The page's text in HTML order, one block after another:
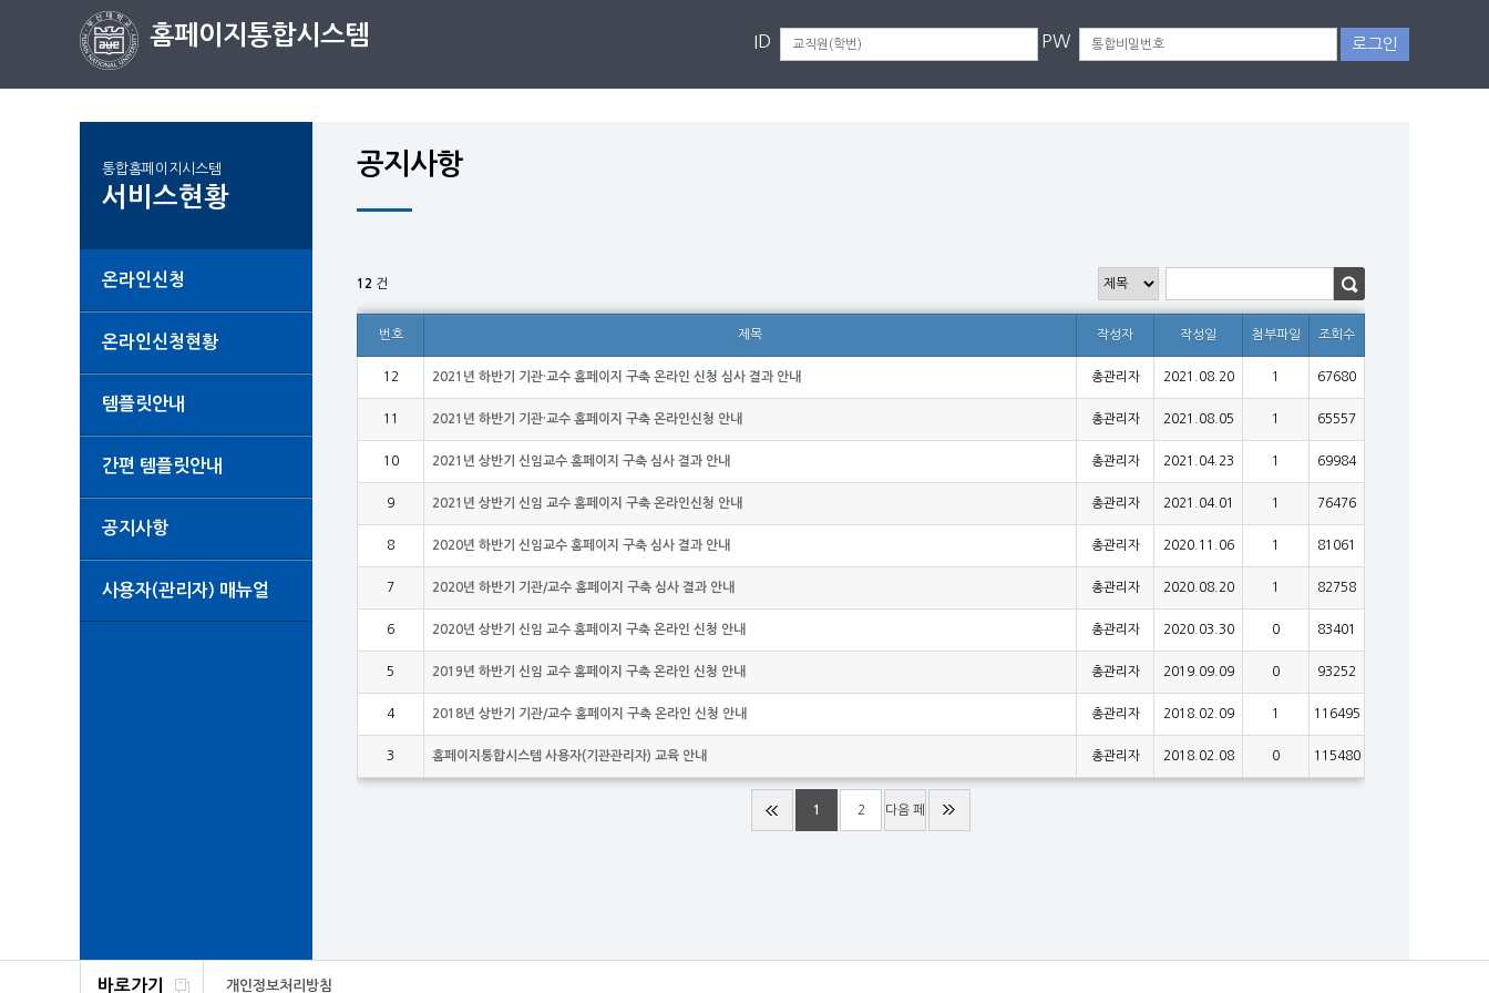
ID PW
홈페이지통합시스템
통합홈페이지시스템
서비스현황
온라인신청
온라인신청현황
템플릿안내
간편 템플릿안내
공지사항
사용자(관리자) 매뉴얼
공지사항
12 건
번호 제목 작성자 작성일 첨부파일 조회수
12 2021년 하반기 기관·교수 홈페이지 구축 온라인 신청 심사 결과 안내 총관리자 2021.08.20 1 67680
11 2021년 하반기 기관·교수 홈페이지 구축 온라인신청 안내 총관리자 2021.08.05 1 65557
10 2021년 상반기 신임교수 홈페이지 구축 심사 결과 안내 총관리자 2021.04.23 1 69984
9 2021년 상반기 신임 교수 홈페이지 구축 온라인신청 안내 총관리자 2021.04.01 1 76476
8 2020년 하반기 신임교수 홈페이지 구축 심사 결과 안내 총관리자 2020.11.06 1 81061
7 2020년 하반기 기관/교수 홈페이지 구축 심사 결과 안내 총관리자 2020.08.20 1 82758
6 2020년 상반기 신임 교수 홈페이지 구축 온라인 신청 안내 총관리자 2020.03.30 0 83401
5 2019년 하반기 신임 교수 홈페이지 구축 온라인 신청 안내 총관리자 2019.09.09 0 93252
4 2018년 상반기 기관/교수 홈페이지 구축 온라인 신청 안내 총관리자 2018.02.09 1 116495
3 홈페이지통합시스템 사용자(기관관리자) 교육 안내 총관리자 2018.02.08 0 115480
1 2 다음 페
바로가기 개인정보처리방침